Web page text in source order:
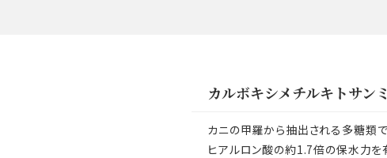
カルボキシメチルキトサン
カニの甲羅から抽出される多糖類
ヒアルロン酸の約1.7倍の保水力を